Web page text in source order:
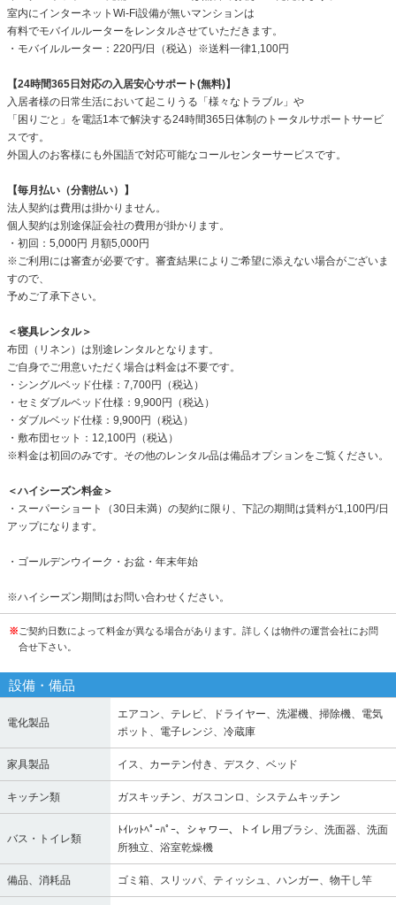
室内にインターネットWi-Fi設備が無いマンションは
有料でモバイルルーターをレンタルさせていただきます。
・モバイルルーター：220円/日（税込）※送料一律1,100円
【24時間365日対応の入居安心サポート(無料)】
入居者様の日常生活において起こりうる「様々なトラブル」や
「困りごと」を電話1本で解決する24時間365日体制のトータルサポートサービ
スです。
外国人のお客様にも外国語で対応可能なコールセンターサービスです。
【毎月払い（分割払い）】
法人契約は費用は掛かりません。
個人契約は別途保証会社の費用が掛かります。
・初回：5,000円 月額5,000円
※ご利用には審査が必要です。審査結果によりご希望に添えない場合がございま
すので、
予めご了承下さい。
＜寝具レンタル＞
布団（リネン）は別途レンタルとなります。
ご自身でご用意いただく場合は料金は不要です。
・シングルベッド仕様：7,700円（税込）
・セミダブルベッド仕様：9,900円（税込）
・ダブルベッド仕様：9,900円（税込）
・敷布団セット：12,100円（税込）
※料金は初回のみです。その他のレンタル品は備品オプションをご覧ください。
＜ハイシーズン料金＞
・スーパーショート（30日未満）の契約に限り、下記の期間は賃料が1,100円/日
アップになります。
・ゴールデンウイーク・お盆・年末年始
※ハイシーズン期間はお問い合わせください。
※ ご契約日数によって料金が異なる場合があります。詳しくは物件の運営会社にお問
合せ下さい。
設備・備品
電化製品
エアコン、テレビ、ドライヤー、洗濯機、掃除機、電気
ポット、電子レンジ、冷蔵庫
家具製品 イス、カーテン付き、デスク、ベッド
キッチン類 ガスキッチン、ガスコンロ、システムキッチン
バス・トイレ類
ﾄｲﾚｯﾄﾍﾟｰﾊﾟｰ、シャワー、トイレ用ブラシ、洗面器、洗面
所独立、浴室乾燥機
備品、消耗品 ゴミ箱、スリッパ、ティッシュ、ハンガー、物干し竿